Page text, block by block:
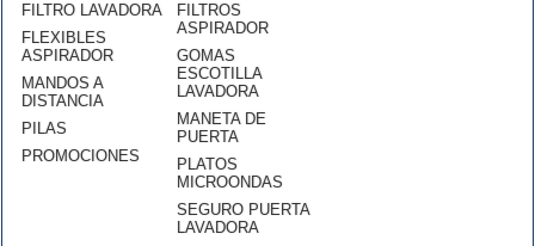
FILTRO LAVADORA
FLEXIBLES
ASPIRADOR
MANDOS A
DISTANCIA
PILAS
PROMOCIONES
FILTROS
ASPIRADOR
GOMAS
ESCOTILLA
LAVADORA
MANETA DE
PUERTA
PLATOS
MICROONDAS
SEGURO PUERTA
LAVADORA